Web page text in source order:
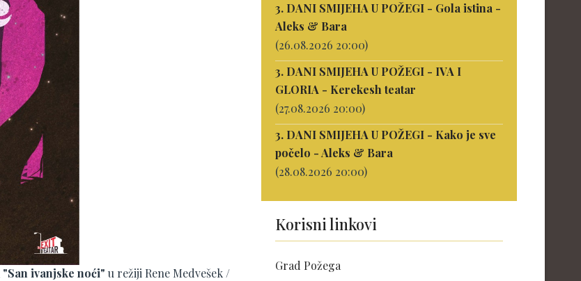
"San ivanjske noći" u režiji Rene Medvešek /
3. DANI SMIJEHA U POŽEGI - Gola istina -
Aleks & Bara
(26.08.2026 20:00)
3. DANI SMIJEHA U POŽEGI - IVA I
GLORIA - Kerekesh teatar
(27.08.2026 20:00)
3. DANI SMIJEHA U POŽEGI - Kako je sve
počelo - Aleks & Bara
(28.08.2026 20:00)
Korisni linkovi
Grad Požega